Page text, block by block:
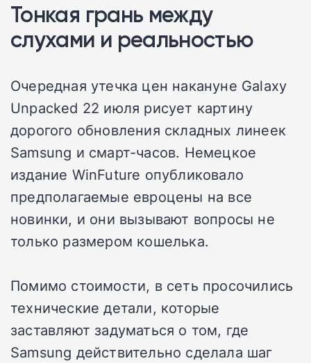
Тонкая грань между
слухами и реальностью
Очередная утечка цен накануне Galaxy
Unpacked 22 июля рисует картину
дорогого обновления складных линеек
Samsung и смарт-часов. Немецкое
издание WinFuture опубликовало
предполагаемые евроцены на все
новинки, и они вызывают вопросы не
только размером кошелька.
Помимо стоимости, в сеть просочились
технические детали, которые
заставляют задуматься о том, где
Samsung действительно сделала шаг